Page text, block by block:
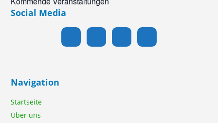
Social Media
Navigation
Startseite
Über uns